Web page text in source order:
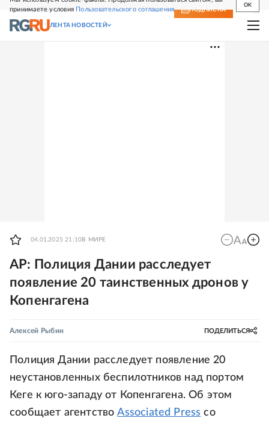
принимаете условия Пользовательского соглашения
OK
СВЕЖИЙ НОМЕР ПОДПИСКА
ЛЕНТА НОВОСТЕЙ
04.01.2025 21:10 В МИРЕ
AP: Полиция Дании расследует
появление 20 таинственных дронов у
Копенгагена
Алексей Рыбин ПОДЕЛИТЬСЯ
Полиция Дании расследует появление 20
неустановленных беспилотников над портом
Кеге к юго-западу от Копенгагена. Об этом
сообщает агентствоAssociated Press со